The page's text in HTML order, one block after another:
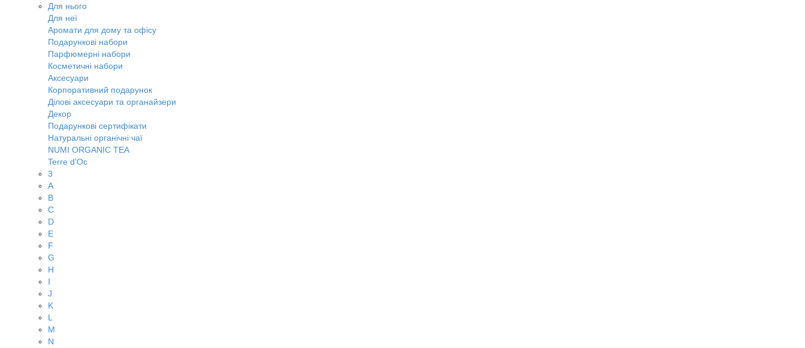
Для нього
Для неї
Аромати для дому та офісу
Подарункові набори
Парфюмерні набори
Косметичні набори
Аксесуари
Корпоративний подарунок
Ділові аксесуари та органайзери
Декор
Подарункові сертифікати
Натуральні органічні чаї
NUMI ORGANIC TEA
Terre d'Oc
3
A
B
C
D
E
F
G
H
I
J
K
L
M
N